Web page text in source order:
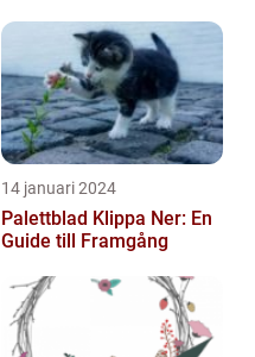
14 januari 2024
Palettblad Klippa Ner: En
Guide till Framgång